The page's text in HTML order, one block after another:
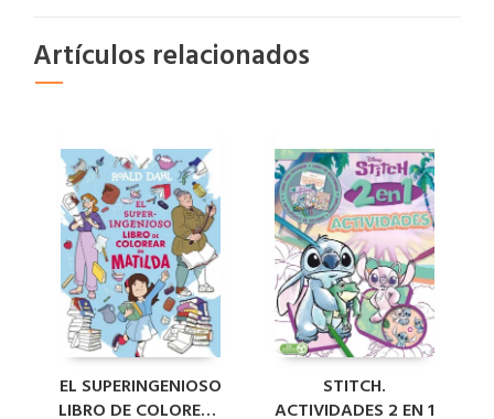
Artículos relacionados
EL SUPERINGENIOSO
LIBRO DE COLOREAR
STITCH.
ACTIVIDADES 2 EN 1